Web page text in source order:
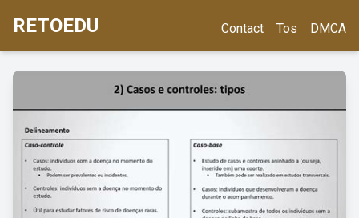
RETOEDU Contact Tos DMCA